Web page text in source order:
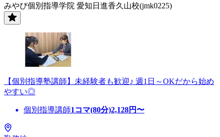
みやび個別指導学院 愛知日進香久山校(jmk0225)
【個別指導塾講師】未経験者も歓迎♪ 週1日～OKだから始め
やすい◎
個別指導講師1コマ(80分)2,128円〜